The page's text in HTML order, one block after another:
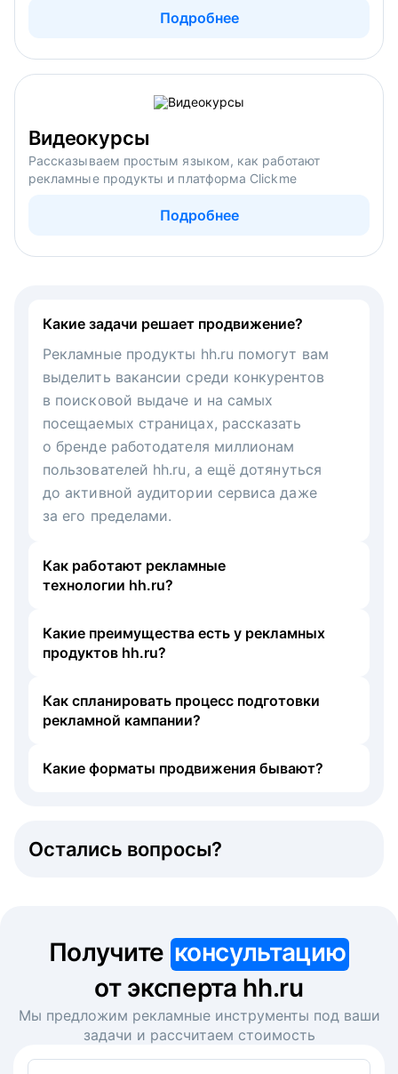
Подробнее
Видеокурсы
Рассказываем простым языком, как работают
рекламные продукты и платформа Clickme
Подробнее
Какие задачи решает продвижение?
Рекламные продукты hh.ru помогут вам
выделить вакансии среди конкурентов
в поисковой выдаче и на самых
посещаемых страницах, рассказать
о бренде работодателя миллионам
пользователей hh.ru, а ещё дотянуться
до активной аудитории сервиса даже
за его пределами.
Как работают рекламные
технологии hh.ru?
Какие преимущества есть у рекламных
продуктов hh.ru?
Как спланировать процесс подготовки
рекламной кампании?
Какие форматы продвижения бывают?
Остались вопросы?
Получите консультацию
от эксперта hh.ru
Мы предложим рекламные инструменты под ваши
задачи и рассчитаем стоимость